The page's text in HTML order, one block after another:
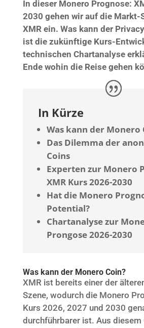
In dieser Monero Prognose:
2030 gehen wir auf die Markt-
XMR ein. Was kann der
ist die zukünftige Kurs-
technischen Chartanalyse
Ende wohin die Reise gehen
In Kürze
Was kann der Monero
Das Dilemma der
Coins
Experten zur Monero
XMR Kurs 2026-2030
Hat die Monero
Potential?
Chartanalyse zur
Prongose 2026-2030
Was kann der Monero Coin?
XMR ist bereits einer der
Szene, wodurch die Monero
Kurs 2026, 2027 und 2030
durchführbarer ist. Aus diesem